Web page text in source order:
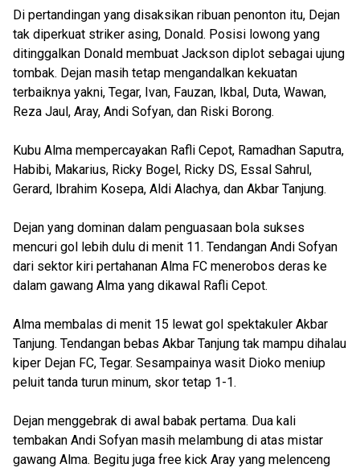
Di pertandingan yang disaksikan ribuan penonton itu, Dejan
tak diperkuat striker asing, Donald. Posisi lowong yang
ditinggalkan Donald membuat Jackson diplot sebagai ujung
tombak. Dejan masih tetap mengandalkan kekuatan
terbaiknya yakni, Tegar, Ivan, Fauzan, Ikbal, Duta, Wawan,
Reza Jaul, Aray, Andi Sofyan, dan Riski Borong.
Kubu Alma mempercayakan Rafli Cepot, Ramadhan Saputra,
Habibi, Makarius, Ricky Bogel, Ricky DS, Essal Sahrul,
Gerard, Ibrahim Kosepa, Aldi Alachya, dan Akbar Tanjung.
Dejan yang dominan dalam penguasaan bola sukses
mencuri gol lebih dulu di menit 11. Tendangan Andi Sofyan
dari sektor kiri pertahanan Alma FC menerobos deras ke
dalam gawang Alma yang dikawal Rafli Cepot.
Alma membalas di menit 15 lewat gol spektakuler Akbar
Tanjung. Tendangan bebas Akbar Tanjung tak mampu dihalau
kiper Dejan FC, Tegar. Sesampainya wasit Dioko meniup
peluit tanda turun minum, skor tetap 1-1.
Dejan menggebrak di awal babak pertama. Dua kali
tembakan Andi Sofyan masih melambung di atas mistar
gawang Alma. Begitu juga free kick Aray yang melenceng